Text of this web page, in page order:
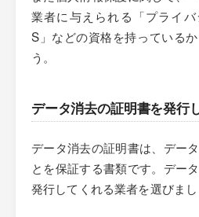
業者に与えられる「プライ
S」などの資格を持っている
う。
データ消去の証明書を発行
データ消去の証明書は、デー
とを保証する書類です。デー
発行してくれる業者を選びまし